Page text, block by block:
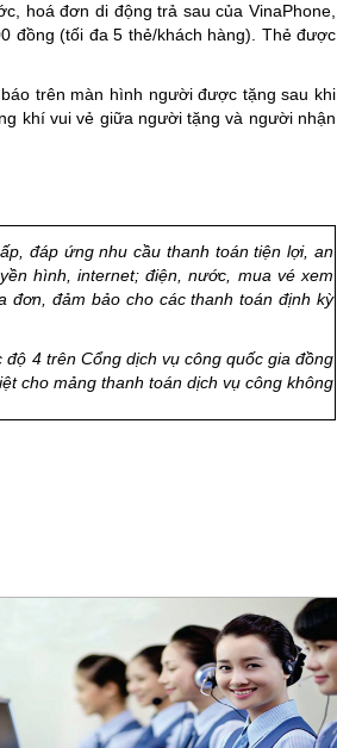
hoá đơn di động trả sau của VinaPhone,
đồng (tối đa 5 thẻ/khách hàng). Thẻ được
trên màn hình người được tặng sau khi
khí vui vẻ giữa người tặng và người nhận
đáp ứng nhu cầu thanh toán tiện lợi, an
hình, internet; điện, nước, mua vé xem
đơn, đảm bảo cho các thanh toán định kỳ
4 trên Cổng dịch vụ công quốc gia đồng
cho mảng thanh toán dịch vụ công không